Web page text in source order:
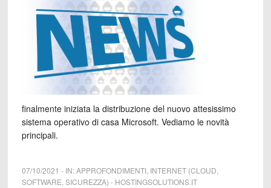
finalmente iniziata la distribuzione del nuovo attesissimo
sistema operativo di casa Microsoft. Vediamo le novità
principali.
07/10/2021 - IN:APPROFONDIMENTI, INTERNET (CLOUD,
SOFTWARE, SICUREZZA) - HOSTINGSOLUTIONS.IT